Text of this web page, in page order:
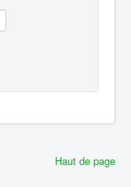
Haut de page